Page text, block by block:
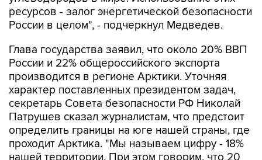
ресурсов - залог энергетической безопасности
России в целом", - подчеркнул Медведев.
Глава государства заявил, что около 20% ВВП
России и 22% общероссийского экспорта
производится в регионе Арктики. Уточняя
характер поставленных президентом задач,
секретарь Совета безопасности РФ Николай
Патрушев сказал журналистам, что предстоит
определить границы на юге нашей страны, где
проходит Арктика. "Мы называем цифру - 18%